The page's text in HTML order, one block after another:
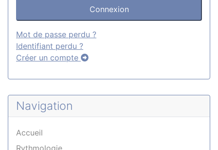
Navigation
Accueil
Rythmologie
Connexion
Mot de passe perdu ?
Identifiant perdu ?
Créer un compte